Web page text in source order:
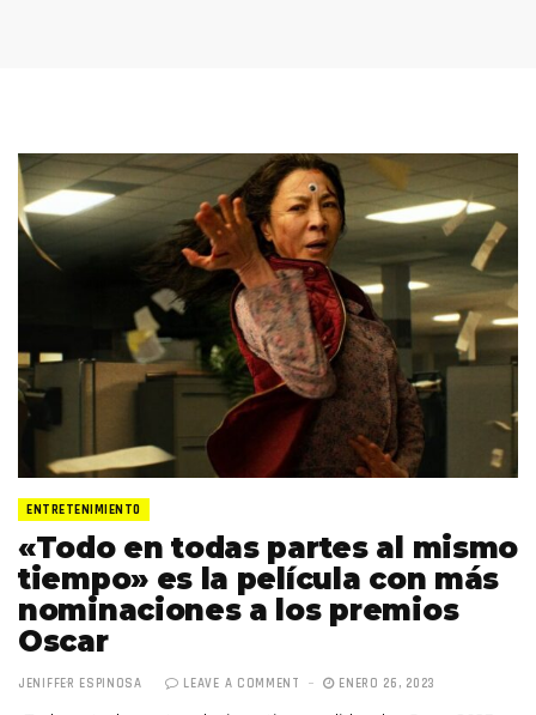
ENTRETENIMIENTO
«Todo en todas partes al mismo
tiempo» es la película con más
nominaciones a los premios
Oscar
JENIFFER ESPINOSA LEAVE A COMMENT ENERO 26, 2023